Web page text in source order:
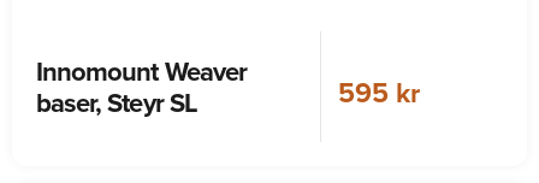
Innomount Weaver
baser, Steyr SL
595 kr